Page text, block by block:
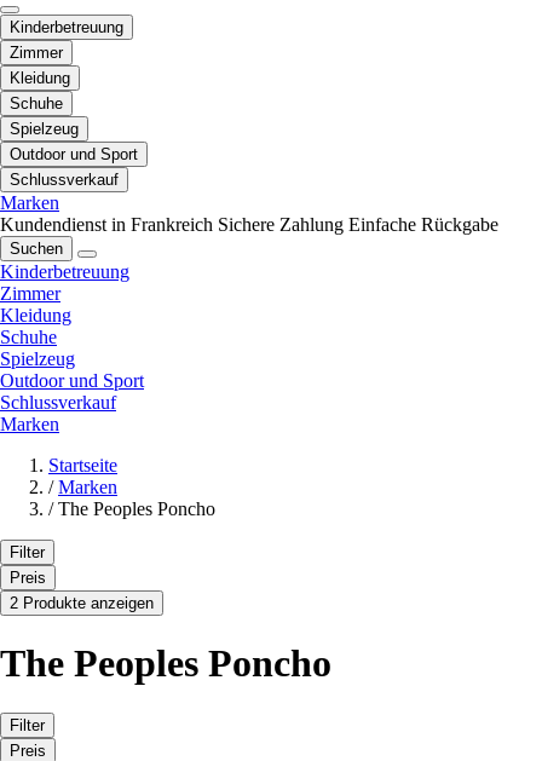
Kinderbetreuung
Zimmer
Kleidung
Schuhe
Spielzeug
Outdoor und Sport
Schlussverkauf
Marken
Kundendienst in Frankreich Sichere Zahlung Einfache Rückgabe
Suchen
Kinderbetreuung
Zimmer
Kleidung
Schuhe
Spielzeug
Outdoor und Sport
Schlussverkauf
Marken
Startseite
/ Marken
/ The Peoples Poncho
Filter
Preis
2 Produkte anzeigen
The Peoples Poncho
Filter
Preis